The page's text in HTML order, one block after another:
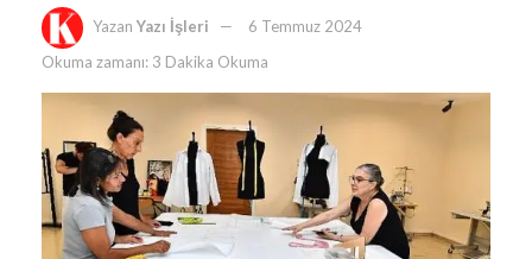
Yazan Yazı İşleri
6 Temmuz 2024
Okuma zamanı: 3 Dakika Okuma